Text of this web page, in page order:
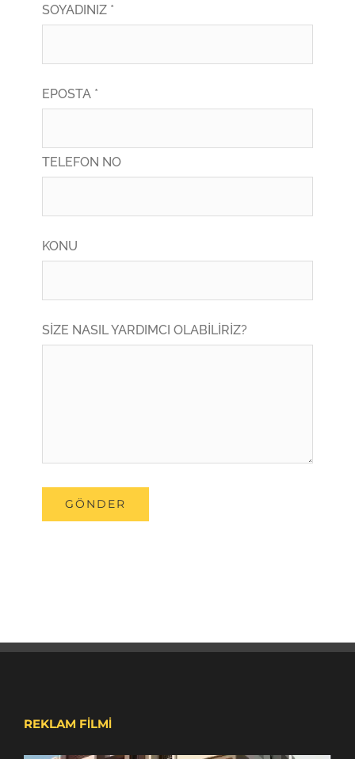
SOYADINIZ *
EPOSTA *
TELEFON NO
KONU
SİZE NASIL YARDIMCI OLABİLİRİZ?
REKLAM FİLMİ